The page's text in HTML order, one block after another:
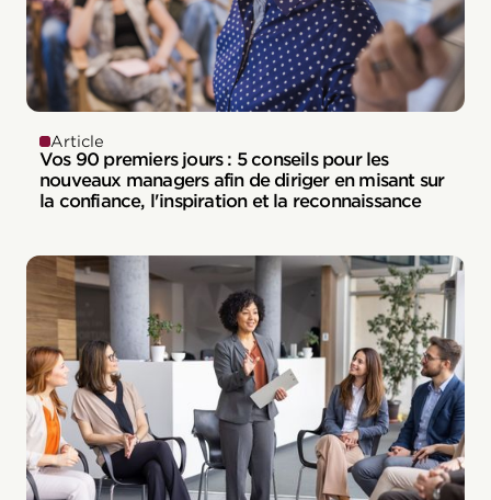
Article
Vos 90 premiers jours : 5 conseils pour les
nouveaux managers afin de diriger en misant sur
la confiance, l'inspiration et la reconnaissance